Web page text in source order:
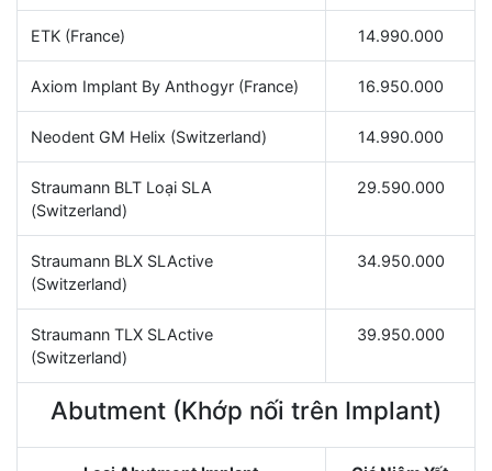
ETK (France) 14.990.000
Axiom Implant By Anthogyr (France) 16.950.000
Neodent GM Helix (Switzerland) 14.990.000
Straumann BLT Loại SLA
(Switzerland)
29.590.000
Straumann BLX SLActive
(Switzerland)
34.950.000
Straumann TLX SLActive
(Switzerland)
39.950.000
Abutment (Khớp nối trên Implant)